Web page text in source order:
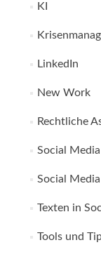
KI
LinkedIn
New Work
Rechtliche
Social Media
Social
Texten in
Tools und